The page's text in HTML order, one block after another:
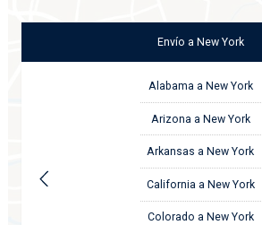
Envío a New York
Alabama a New York
Arizona a New York
Arkansas a New York
California a New York
Colorado a New York